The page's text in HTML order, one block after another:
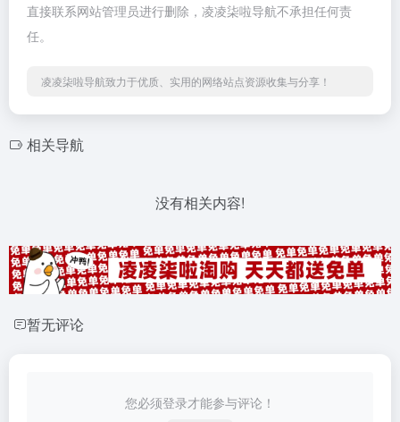
直接联系网站管理员进行删除，凌凌柒啦导航不承担任何责
任。
凌凌柒啦导航致力于优质、实用的网络站点资源收集与分享！
相关导航
没有相关内容!
暂无评论
您必须登录才能参与评论！